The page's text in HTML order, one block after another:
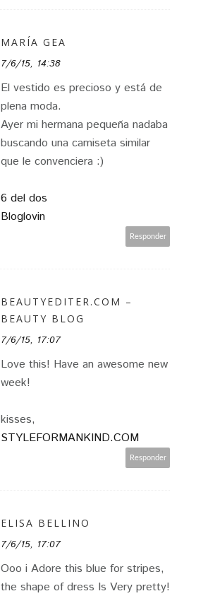
MARÍA GEA
7/6/15, 14:38
El vestido es precioso y está de
plena moda.
Ayer mi hermana pequeña nadaba
buscando una camiseta similar
que le convenciera :)
6 del dos
Bloglovin
Responder
BEAUTYEDITER.COM –
BEAUTY BLOG
7/6/15, 17:07
Love this! Have an awesome new
week!
kisses,
STYLEFORMANKIND.COM
Responder
ELISA BELLINO
7/6/15, 17:07
Ooo i Adore this blue for stripes,
the shape of dress Is Very pretty!